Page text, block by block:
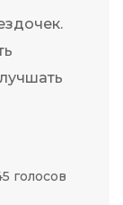
голосов